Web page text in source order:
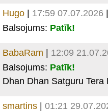
Hugo | 17:59 07.07.2026
Balsojums: Patīk!
BabaRam | 12:09
Balsojums: Patīk!
Dhan Dhan Satguru Tera
smartins | 01:21